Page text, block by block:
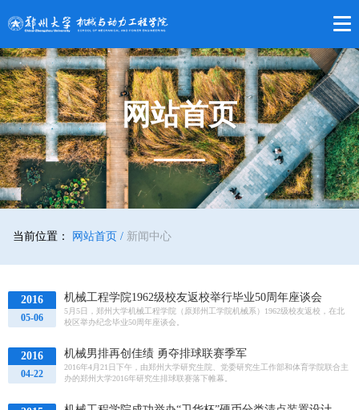
网站首页
当前位置： 网站首页 / 新闻中心
2016
05-06
机械工程学院1962级校友返校举行毕业50周年座谈会
5月5日，郑州大学机械工程学院（原郑州工学院机械系）1962级校友返校，在北
校区举办纪念毕业50周年座谈会。
2016
04-22
机械男排再创佳绩 勇夺排球联赛季军
2016年4月21日下午，由郑州大学研究生院、党委研究生工作部和体育学院联合主
办的郑州大学2016年研究生排球联赛落下帷幕。